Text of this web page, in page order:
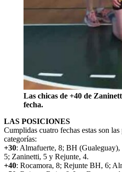
Las chicas de +40 de
fecha.
LAS POSICIONES
Cumplidas cuatro fechas estas son
categorías:
+30: Almafuerte, 8; BH
5; Zaninetti, 5 y Rejunte, 4.
+40: Rocamora, 8; Rejunte BH, 6;